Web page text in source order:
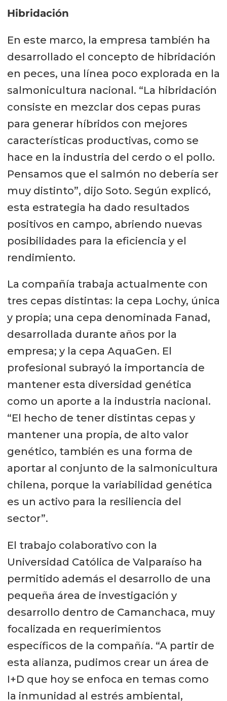
Hibridación
En este marco, la empresa también ha
desarrollado el concepto de hibridación
en peces, una línea poco explorada en la
salmonicultura nacional. “La hibridación
consiste en mezclar dos cepas puras
para generar híbridos con mejores
características productivas, como se
hace en la industria del cerdo o el pollo.
Pensamos que el salmón no debería ser
muy distinto”, dijo Soto. Según explicó,
esta estrategia ha dado resultados
positivos en campo, abriendo nuevas
posibilidades para la eficiencia y el
rendimiento.
La compañía trabaja actualmente con
tres cepas distintas: la cepa Lochy, única
y propia; una cepa denominada Fanad,
desarrollada durante años por la
empresa; y la cepa AquaGen. El
profesional subrayó la importancia de
mantener esta diversidad genética
como un aporte a la industria nacional.
“El hecho de tener distintas cepas y
mantener una propia, de alto valor
genético, también es una forma de
aportar al conjunto de la salmonicultura
chilena, porque la variabilidad genética
es un activo para la resiliencia del
sector”.
El trabajo colaborativo con la
Universidad Católica de Valparaíso ha
permitido además el desarrollo de una
pequeña área de investigación y
desarrollo dentro de Camanchaca, muy
focalizada en requerimientos
específicos de la compañía. “A partir de
esta alianza, pudimos crear un área de
I+D que hoy se enfoca en temas como
la inmunidad al estrés ambiental,